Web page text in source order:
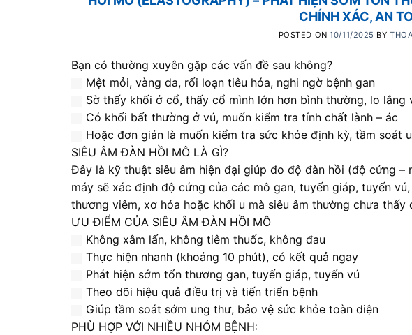
CHÍNH XÁC, AN
POSTED ON10/11/2025 BY
Bạn có thường xuyên gặp các vấn đề sau không?
Mệt mỏi, vàng da, rối loạn tiêu hóa, nghi ngờ bệnh gan
Sờ thấy khối ở cổ, thấy cổ mình lớn hơn bình thường, lo lắng
Có khối bất thường ở vú, muốn kiểm tra tính chất lành – ác
Hoặc đơn giản là muốn kiểm tra sức khỏe định kỳ, tầm soát
SIÊU ÂM ĐÀN HỒI MÔ LÀ GÌ?
Đây là kỹ thuật siêu âm hiện đại giúp đo độ đàn hồi (độ cứng –
máy sẽ xác định độ cứng của các mô gan, tuyến giáp, tuyến
thương viêm, xơ hóa hoặc khối u mà siêu âm thường chưa thấy
ƯU ĐIỂM CỦA SIÊU ÂM ĐÀN HỒI MÔ
Không xâm lấn, không tiêm thuốc, không đau
Thực hiện nhanh (khoảng 10 phút), có kết quả ngay
Phát hiện sớm tổn thương gan, tuyến giáp, tuyến vú
Theo dõi hiệu quả điều trị và tiến triển bệnh
Giúp tầm soát sớm ung thư, bảo vệ sức khỏe toàn diện
PHÙ HỢP VỚI NHIỀU NHÓM BỆNH: